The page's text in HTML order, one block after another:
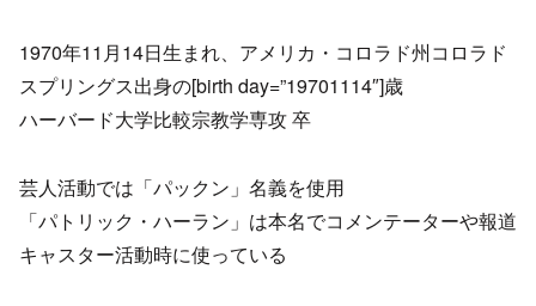
1970年11月14日生まれ、アメリカ・コロラド州コロラド
スプリングス出身の[birth day=”19701114″]歳
ハーバード大学比較宗教学専攻 卒
芸人活動では「パックン」名義を使用
「パトリック・ハーラン」は本名でコメンテーターや報道
キャスター活動時に使っている